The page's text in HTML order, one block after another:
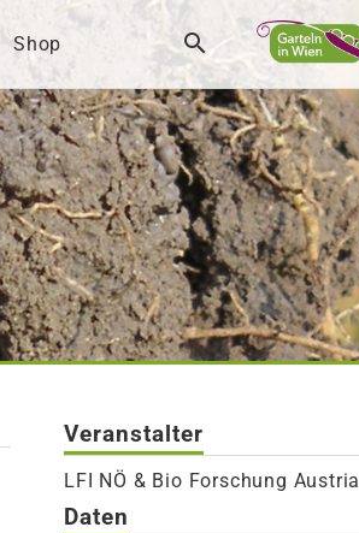
Shop
Veranstalter
LFI NÖ & Bio Forschung Austria
Daten